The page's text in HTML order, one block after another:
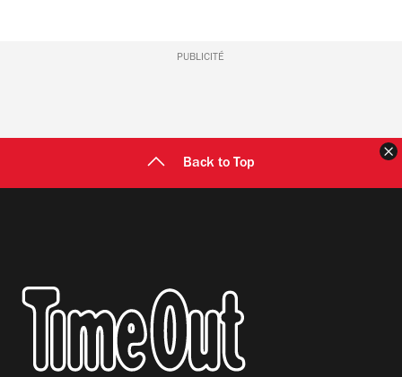
PUBLICITÉ
Back to Top